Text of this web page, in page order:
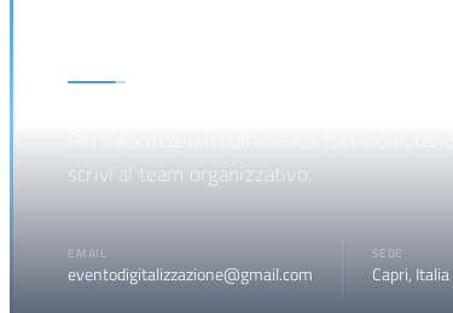
scrivi al team organizzativo.
EMAIL
eventodigitalizzazione@gmail.com
SEDE
Capri, Italia